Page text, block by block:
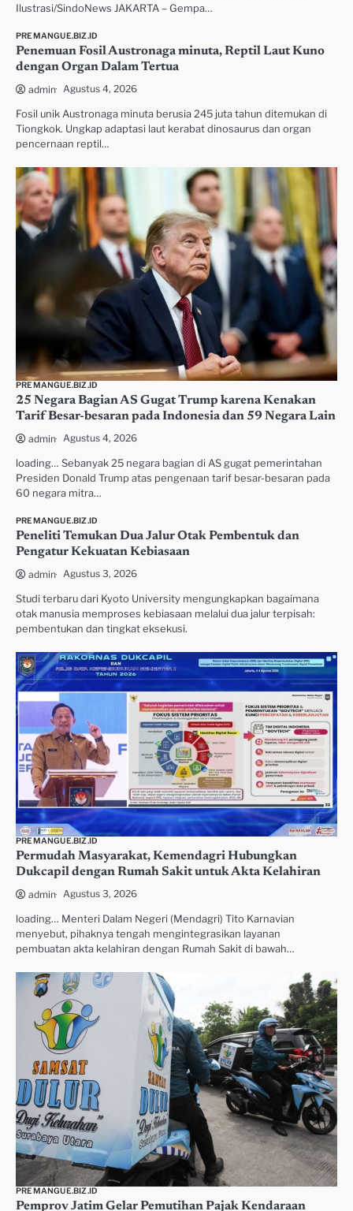
Ilustrasi/SindoNews JAKARTA – Gempa…
PREMANGUE.BIZ.ID
Penemuan Fosil Austronaga minuta, Reptil Laut Kuno
dengan Organ Dalam Tertua
admin Agustus 4, 2026
Fosil unik Austronaga minuta berusia 245 juta tahun ditemukan di
Tiongkok. Ungkap adaptasi laut kerabat dinosaurus dan organ
pencernaan reptil…
PREMANGUE.BIZ.ID
25 Negara Bagian AS Gugat Trump karena Kenakan
Tarif Besar-besaran pada Indonesia dan 59 Negara Lain
admin Agustus 4, 2026
loading… Sebanyak 25 negara bagian di AS gugat pemerintahan
Presiden Donald Trump atas pengenaan tarif besar-besaran pada
60 negara mitra…
PREMANGUE.BIZ.ID
Peneliti Temukan Dua Jalur Otak Pembentuk dan
Pengatur Kekuatan Kebiasaan
admin Agustus 3, 2026
Studi terbaru dari Kyoto University mengungkapkan bagaimana
otak manusia memproses kebiasaan melalui dua jalur terpisah:
pembentukan dan tingkat eksekusi.
PREMANGUE.BIZ.ID
Permudah Masyarakat, Kemendagri Hubungkan
Dukcapil dengan Rumah Sakit untuk Akta Kelahiran
admin Agustus 3, 2026
loading… Menteri Dalam Negeri (Mendagri) Tito Karnavian
menyebut, pihaknya tengah mengintegrasikan layanan
pembuatan akta kelahiran dengan Rumah Sakit di bawah…
PREMANGUE.BIZ.ID
Pemprov Jatim Gelar Pemutihan Pajak Kendaraan